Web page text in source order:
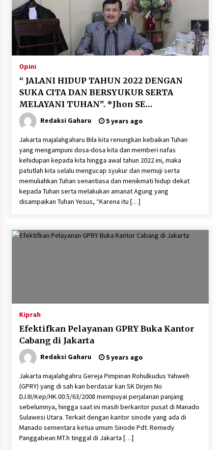
Opini
“ JALANI HIDUP TAHUN 2022 DENGAN
SUKA CITA DAN BERSYUKUR SERTA
MELAYANI TUHAN”. *Jhon SE
Panggabean, S.H, M.H.
Redaksi Gaharu 5 years ago
Jakarta majalahgaharu Bila kita renungkan kebaikan Tuhan
yang mengampuni dosa-dosa kita dan memberi nafas
kehidupan kepada kita hingga awal tahun 2022 ini, maka
patutlah kita selalu mengucap syukur dan memuji serta
memuliahkan Tuhan senantiasa dan menikmati hidup dekat
kepada Tuhan serta melakukan amanat Agung yang
disampaikan Tuhan Yesus, “Karena itu […]
Kiprah
Efektifkan Pelayanan GPRY Buka Kantor
Cabang di Jakarta
Redaksi Gaharu 5 years ago
Jakarta majalahgahru Gereja Pimpinan Rohulkudus Yahweh
(GPRY) yang di sah kan berdasar kan SK Dirjen No
DJ.III/Kep/HK.00.5/63/2008 mempuyai perjalanan panjang
sebelumnya, hingga saat ini masih berkantor pusat di Manado
Sulawesi Utara. Terkait dengan kantor sinode yang ada di
Manado sementara ketua umum Sinode Pdt. Remedy
Panggabean MT.h tinggal di Jakarta […]